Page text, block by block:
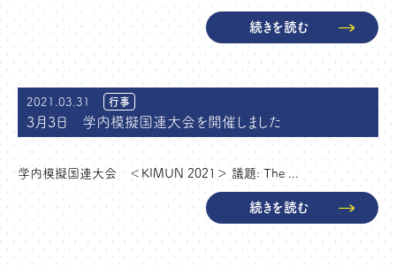
続きを読む
2021.03.31 行事
3月3日 学内模擬国連大会を開催しました
学内模擬国連大会 ＜KIMUN 2021＞ 議題: The ...
続きを読む